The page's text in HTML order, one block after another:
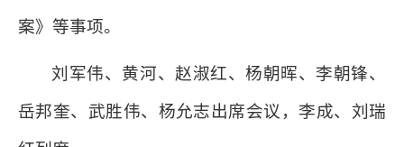
案》等事项。
刘军伟、黄河、赵淑红、杨朝晖、李朝锋、
岳邦奎、武胜伟、杨允志出席会议，李成、刘瑞